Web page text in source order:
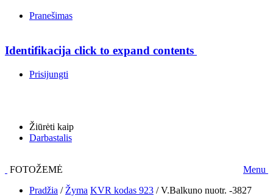
Pranešimas
Identifikacija click to expand contents
Prisijungti
Žiūrėti kaip
Darbastalis
FOTOŽEMĖ
Menu
Pradžia / Žyma KVR kodas 923 /V.Balkuno nuotr. -3827